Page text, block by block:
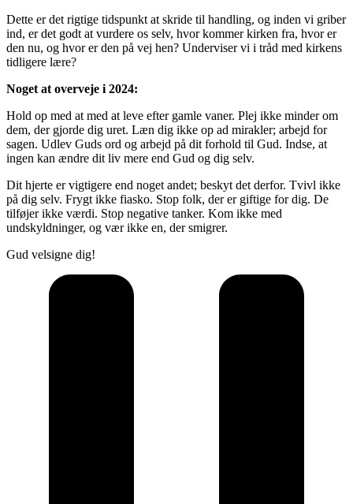
Dette er det rigtige tidspunkt at skride til handling, og inden vi griber
ind, er det godt at vurdere os selv, hvor kommer kirken fra, hvor er
den nu, og hvor er den på vej hen? Underviser vi i tråd med kirkens
tidligere lære?
Noget at overveje i 2024:
Hold op med at med at leve efter gamle vaner. Plej ikke minder om
dem, der gjorde dig uret. Læn dig ikke op ad mirakler; arbejd for
sagen. Udlev Guds ord og arbejd på dit forhold til Gud. Indse, at
ingen kan ændre dit liv mere end Gud og dig selv.
Dit hjerte er vigtigere end noget andet; beskyt det derfor. Tvivl ikke
på dig selv. Frygt ikke fiasko. Stop folk, der er giftige for dig. De
tilføjer ikke værdi. Stop negative tanker. Kom ikke med
undskyldninger, og vær ikke en, der smigrer.
Gud velsigne dig!